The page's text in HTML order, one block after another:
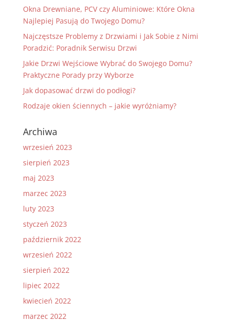
Okna Drewniane, PCV czy Aluminiowe: Które Okna
Najlepiej Pasują do Twojego Domu?
Najczęstsze Problemy z Drzwiami i Jak Sobie z Nimi
Poradzić: Poradnik Serwisu Drzwi
Jakie Drzwi Wejściowe Wybrać do Swojego Domu?
Praktyczne Porady przy Wyborze
Jak dopasować drzwi do podłogi?
Rodzaje okien ściennych – jakie wyróżniamy?
Archiwa
wrzesień 2023
sierpień 2023
maj 2023
marzec 2023
luty 2023
styczeń 2023
październik 2022
wrzesień 2022
sierpień 2022
lipiec 2022
kwiecień 2022
marzec 2022